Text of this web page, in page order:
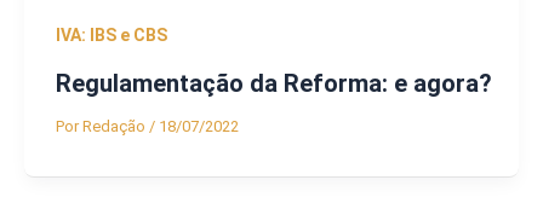
IVA: IBS e CBS
Regulamentação da Reforma: e agora?
PorRedação / 18/07/2022